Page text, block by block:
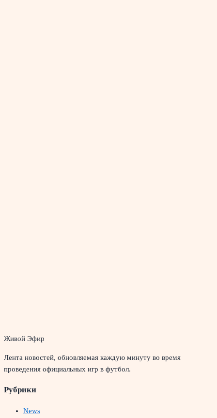
Живой Эфир
Лента новостей, обновляемая каждую минуту во время
проведения официальных игр в футбол.
Рубрики
News